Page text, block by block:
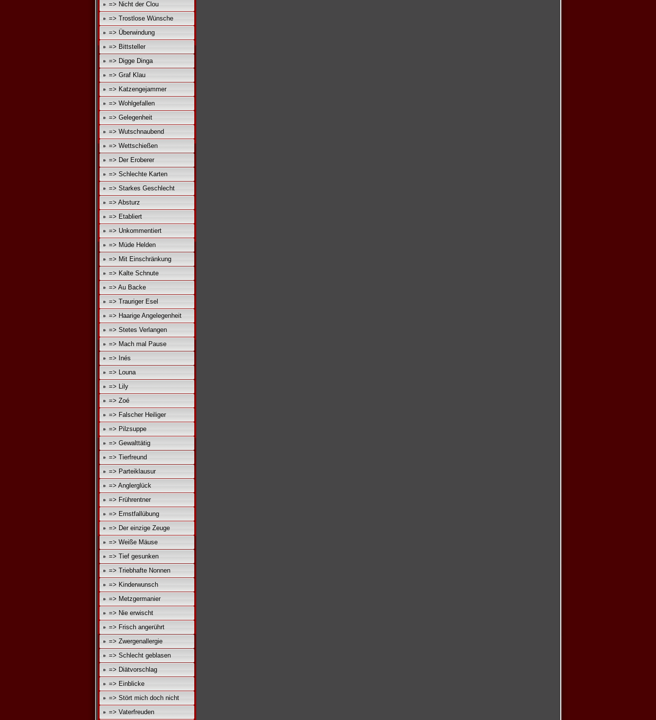
=> Nicht der Clou
=> Trostlose Wünsche
=> Überwindung
=> Bittsteller
=> Digge Dinga
=> Graf Klau
=> Katzengejammer
=> Wohlgefallen
=> Gelegenheit
=> Wutschnaubend
=> Wettschießen
=> Der Eroberer
=> Schlechte Karten
=> Starkes Geschlecht
=> Absturz
=> Etabliert
=> Unkommentiert
=> Müde Helden
=> Mit Einschränkung
=> Kalte Schnute
=> Au Backe
=> Trauriger Esel
=> Haarige Angelegenheit
=> Stetes Verlangen
=> Mach mal Pause
=> Inés
=> Louna
=> Lily
=> Zoé
=> Falscher Heiliger
=> Pilzsuppe
=> Gewalttätig
=> Tierfreund
=> Parteiklausur
=> Anglerglück
=> Frührentner
=> Ernstfallübung
=> Der einzige Zeuge
=> Weiße Mäuse
=> Tief gesunken
=> Triebhafte Nonnen
=> Kinderwunsch
=> Metzgermanier
=> Nie erwischt
=> Frisch angerührt
=> Zwergenallergie
=> Schlecht geblasen
=> Diätvorschlag
=> Einblicke
=> Stört mich doch nicht
=> Vaterfreuden